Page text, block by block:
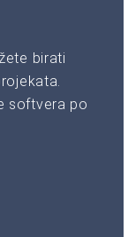
birati
softvera po